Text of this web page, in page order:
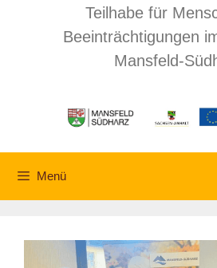
Teilhabe für
Beeinträchtigungen
Mansfeld-
Menü